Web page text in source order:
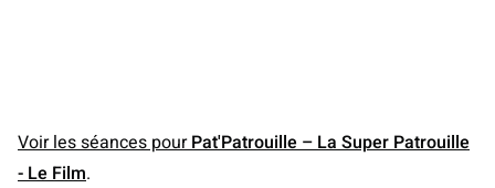
Voir les séances pourPat'Patrouille – La Super Patrouille
- Le Film.